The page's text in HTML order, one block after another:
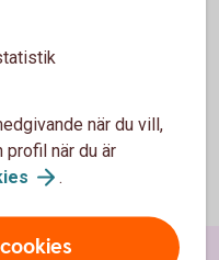
när du vill,
när du är
.